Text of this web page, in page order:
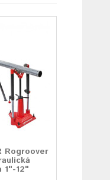
Rogroover
1"-12"